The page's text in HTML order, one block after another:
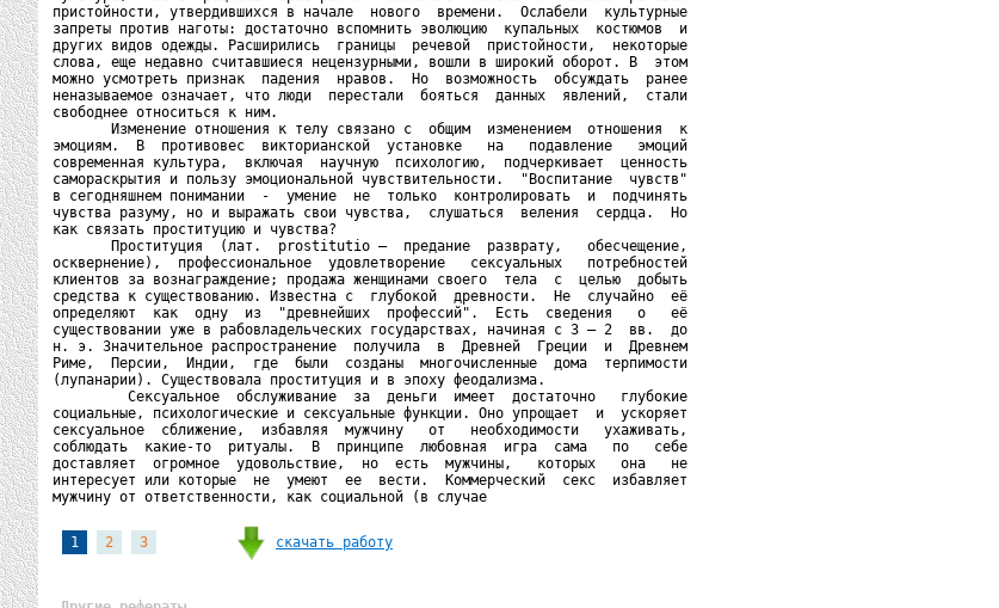
пристойности, утвердившихся в начале  нового  времени.  Ослабели  культурные
запреты против наготы: достаточно вспомнить эволюцию  купальных  костюмов  и
других видов одежды. Расширились  границы  речевой  пристойности,  некоторые
слова, еще недавно считавшиеся нецензурными, вошли в широкий оборот. В  этом
можно усмотреть признак  падения  нравов.  Но  возможность  обсуждать  ранее
неназываемое означает, что люди  перестали  бояться  данных  явлений,  стали
свободнее относиться к ним.
       Изменение отношения к телу связано с  общим  изменением  отношения  к
эмоциям.  В  противовес  викторианской  установке   на   подавление   эмоций
современная культура,  включая  научную  психологию,  подчеркивает  ценность
самораскрытия и пользу эмоциональной чувствительности.  "Воспитание  чувств"
в сегодняшнем понимании  -  умение  не  только  контролировать  и  подчинять
чувства разуму, но и выражать свои чувства,  слушаться  веления  сердца.  Но
как связать проституцию и чувства?
       Проституция  (лат.  prostitutio —  предание  разврату,   обесчещение,
осквернение),  профессиональное  удовлетворение   сексуальных   потребностей
клиентов за вознаграждение; продажа женщинами своего  тела  с  целью  добыть
средства к существованию. Известна с  глубокой  древности.  Не  случайно  её
определяют  как  одну  из  "древнейших  профессий".  Есть  сведения   о   её
существовании уже в рабовладельческих государствах, начиная с 3 — 2  вв.  до
н. э. Значительное распространение  получила  в  Древней  Греции  и  Древнем
Риме,  Персии,  Индии,  где  были  созданы  многочисленные  дома  терпимости
(лупанарии). Существовала проституция и в эпоху феодализма.
         Сексуальное  обслуживание  за  деньги  имеет  достаточно   глубокие
социальные, психологические и сексуальные функции. Оно упрощает  и  ускоряет
сексуальное  сближение,  избавляя  мужчину   от   необходимости   ухаживать,
соблюдать  какие-то  ритуалы.  В  принципе  любовная  игра  сама   по   себе
доставляет  огромное  удовольствие,  но  есть  мужчины,   которых   она   не
интересует или которые  не  умеют  ее  вести.  Коммерческий  секс  избавляет
мужчину от ответственности, как социальной (в случае
1 2 3 скачать работу